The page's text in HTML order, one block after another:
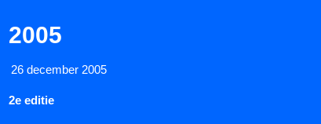
2005
26 december 2005
2e editie